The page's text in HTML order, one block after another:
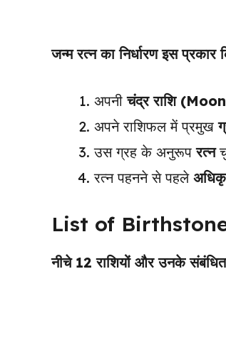
जन्म रत्न का निर्धारण इस प्रकार
अपनीचंद्र राशि
अपने राशिफल में प्रमुख
उस ग्रह के अनुरूपरत्न
रत्न पहनने से पहले
List of
नीचे 12 राशियों और उनके